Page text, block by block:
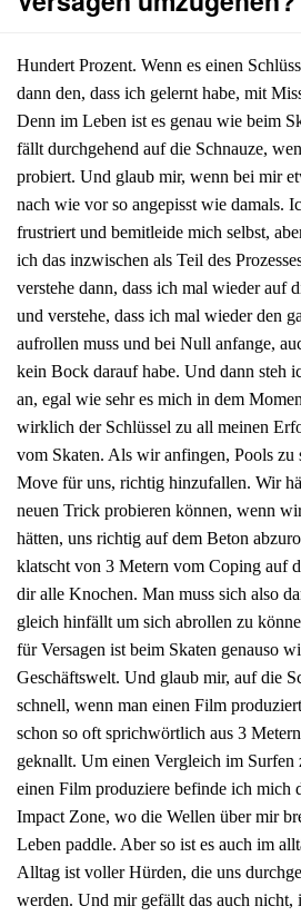
Hundert Prozent. Wenn es einen
dann den, dass ich gelernt habe, mit
Denn im Leben ist es genau wie beim
fällt durchgehend auf die Schnauze,
probiert. Und glaub mir, wenn bei mir
nach wie vor so angepisst wie damals.
frustriert und bemitleide mich selbst,
ich das inzwischen als Teil des
verstehe dann, dass ich mal wieder auf
und verstehe, dass ich mal wieder den
aufrollen muss und bei Null anfange,
kein Bock darauf habe. Und dann steh
an, egal wie sehr es mich in dem
wirklich der Schlüssel zu all meinen
vom Skaten. Als wir anfingen, Pools zu
Move für uns, richtig hinzufallen. Wir
neuen Trick probieren können, wenn
hätten, uns richtig auf dem Beton
klatscht von 3 Metern vom Coping auf
dir alle Knochen. Man muss sich also
gleich hinfällt um sich abrollen zu
für Versagen ist beim Skaten genauso
Geschäftswelt. Und glaub mir, auf die
schnell, wenn man einen Film
schon so oft sprichwörtlich aus 3
geknallt. Um einen Vergleich im Surfen
einen Film produziere befinde ich mich
Impact Zone, wo die Wellen über mir
Leben paddle. Aber so ist es auch im
Alltag ist voller Hürden, die uns
werden. Und mir gefällt das auch nicht,